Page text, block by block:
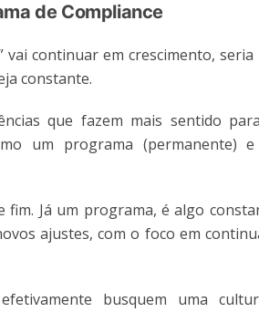
de Compliance
vai continuar em crescimento,
constante.
que fazem mais sentido
um programa (permanente)
Já um programa, é algo
ajustes, com o foco em
busquem uma